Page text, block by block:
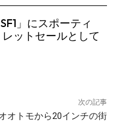
」にスポーティ
ットセールとして
次の記事
オトモから20インチの街